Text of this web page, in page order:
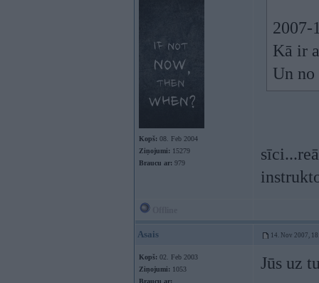
Kopš: 08. Feb 2004
Ziņojumi: 15279
Braucu ar: 979
2007-
Kā ir
Un
Asais 14. Nov 2007,
Kopš: 02. Feb 2003
Ziņojumi: 1053
Braucu ar:
Jūs uz